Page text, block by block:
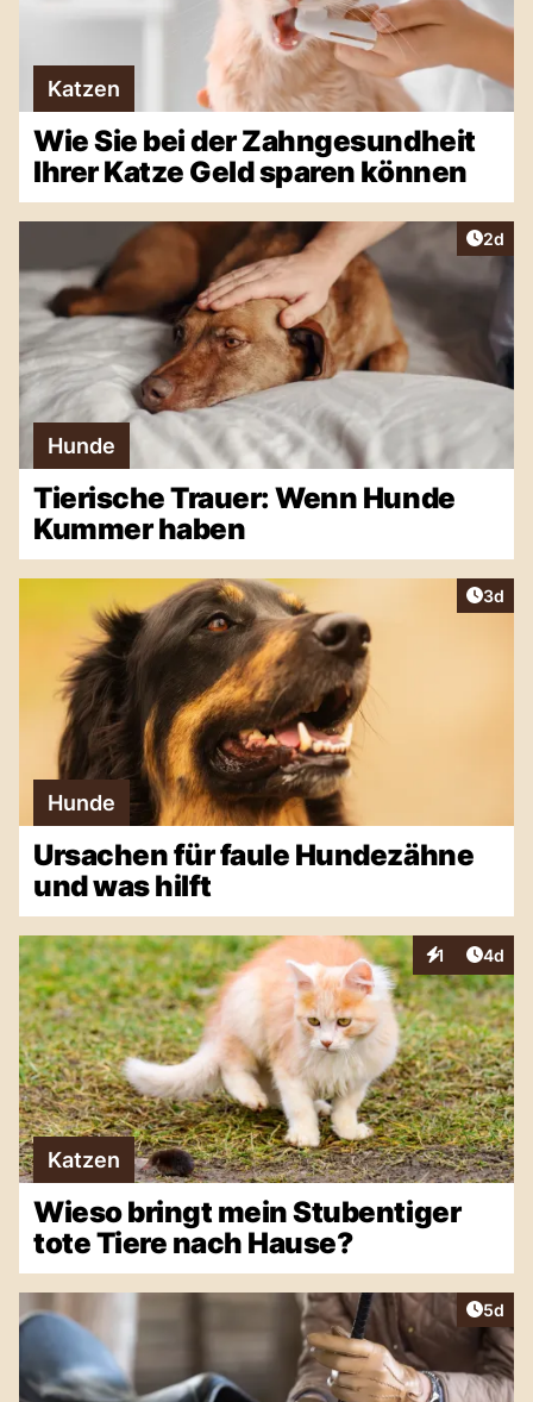
Katzen
Wie Sie bei der Zahngesundheit
Ihrer Katze Geld sparen können
2d
Hunde
Tierische Trauer: Wenn Hunde
Kummer haben
3d
Hunde
Ursachen für faule Hundezähne
und was hilft
1
Interaktionen
4d
Katzen
Wieso bringt mein Stubentiger
tote Tiere nach Hause?
5d